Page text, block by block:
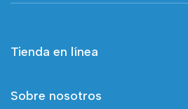
Tienda en línea
Sobre nosotros